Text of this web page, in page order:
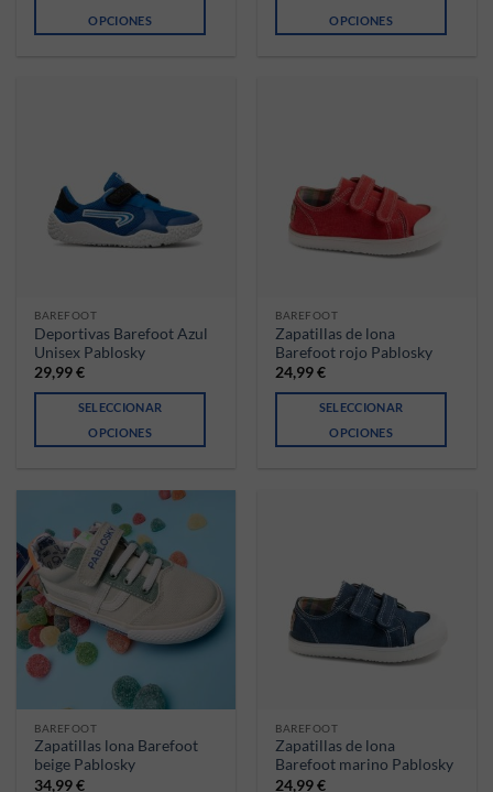
OPCIONES
OPCIONES
BAREFOOT
Deportivas Barefoot Azul
Unisex Pablosky
29,99€
SELECCIONAR
OPCIONES
BAREFOOT
Zapatillas de lona
Barefoot rojo Pablosky
24,99€
SELECCIONAR
OPCIONES
BAREFOOT
Zapatillas lona Barefoot
beige Pablosky
34,99€
BAREFOOT
Zapatillas de lona
Barefoot marino Pablosky
24,99€